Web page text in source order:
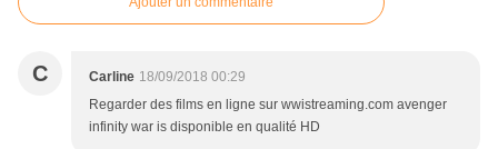
C Carline 18/09/2018 00:29
Regarder des films en ligne sur wwistreaming.com avenger
infinity war is disponible en qualité HD